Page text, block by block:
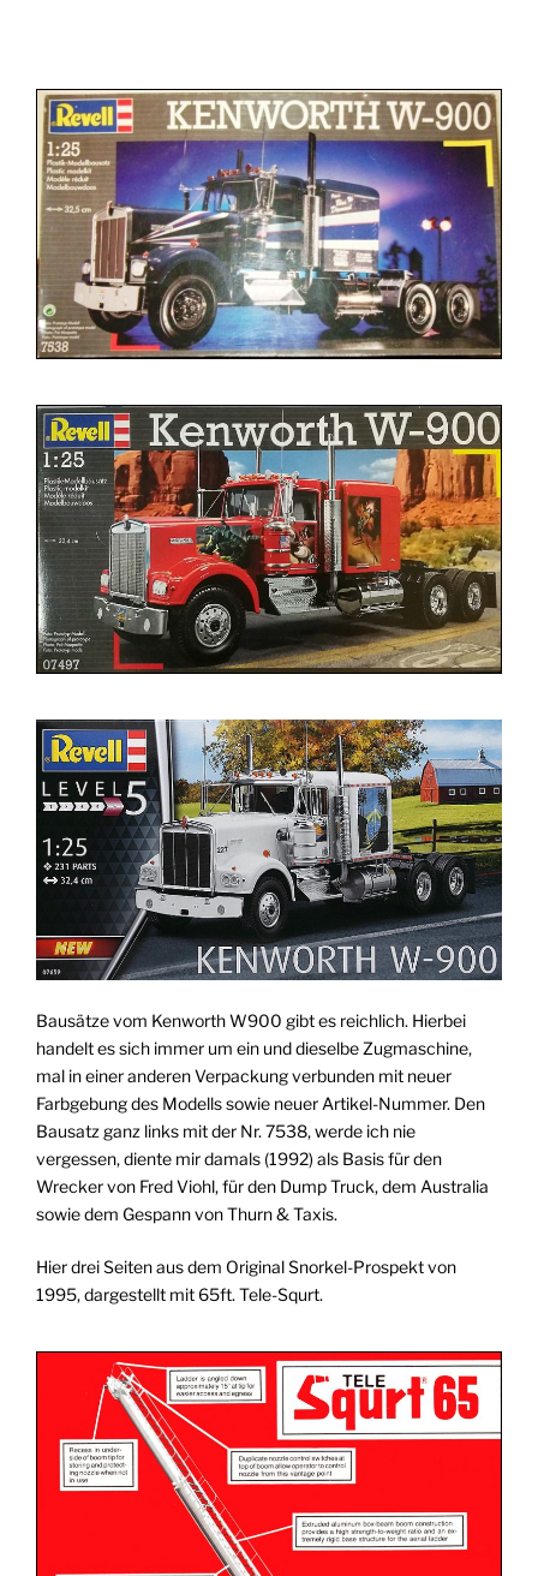
Bausätze vom Kenworth W900 gibt es reichlich. Hierbei
handelt es sich immer um ein und dieselbe Zugmaschine,
mal in einer anderen Verpackung verbunden mit neuer
Farbgebung des Modells sowie neuer Artikel-Nummer. Den
Bausatz ganz links mit der Nr. 7538, werde ich nie
vergessen, diente mir damals (1992) als Basis für den
Wrecker von Fred Viohl, für den Dump Truck, dem Australia
sowie dem Gespann von Thurn & Taxis.
Hier drei Seiten aus dem Original Snorkel-Prospekt von
1995, dargestellt mit 65ft. Tele-Squrt.